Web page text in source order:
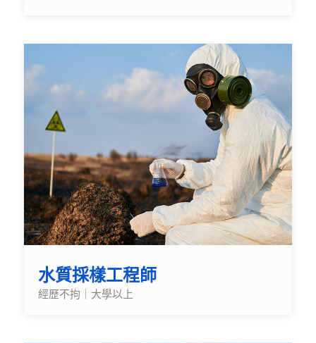
水質採樣工程師
經歷不拘｜大學以上